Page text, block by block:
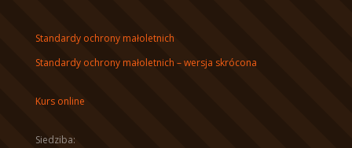
Standardy ochrony małoletnich
Standardy ochrony małoletnich – wersja skrócona
Kurs online
Siedziba: